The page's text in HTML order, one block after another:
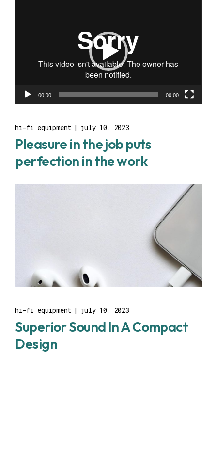
00:00 00:00
hi-fi equipment july 10, 2023
Pleasure in the job puts
perfection in the work
hi-fi equipment july 10, 2023
Superior Sound In A Compact
Design